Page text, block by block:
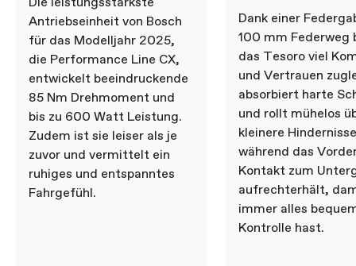
Antriebseinheit von Bosch
für das Modelljahr 2025,
die Performance Line CX,
entwickelt beeindruckende
85 Nm Drehmoment und
bis zu 600 Watt Leistung.
Zudem ist sie leiser als je
zuvor und vermittelt ein
ruhiges und entspanntes
Fahrgefühl.
Dank einer
100 mm Federweg
das Tesoro viel
und Vertrauen
absorbiert harte
und rollt mühelos
kleinere
während das
Kontakt zum
aufrechterhält,
immer alles
Kontrolle hast.